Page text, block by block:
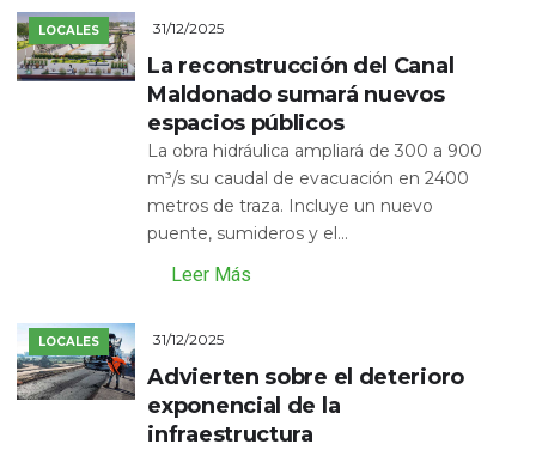
LOCALES 31/12/2025
La reconstrucción del Canal
Maldonado sumará nuevos
espacios públicos
La obra hidráulica ampliará de 300 a 900
m³/s su caudal de evacuación en 2400
metros de traza. Incluye un nuevo
puente, sumideros y el...
Leer Más
LOCALES 31/12/2025
Advierten sobre el deterioro
exponencial de la
infraestructura